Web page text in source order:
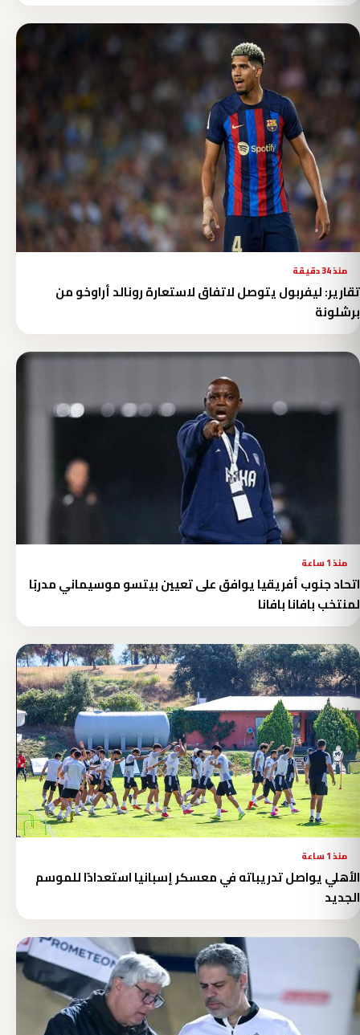
منذ 34 دقيقة
تقارير: ليفربول يتوصل لاتفاق لاستعارة رونالد أراوخو من
برشلونة
منذ 1 ساعة
اتحاد جنوب أفريقيا يوافق على تعيين بيتسو موسيماني مدربًا
لمنتخب بافانا بافانا
منذ 1 ساعة
الأهلي يواصل تدريباته في معسكر إسبانيا استعدادًا للموسم
الجديد